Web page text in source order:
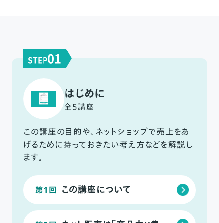
STEP01
はじめに
全5講座
この講座の目的や、ネットショップで売上をあ
げるために持っておきたい考え方などを解説し
ます。
第1回 この講座について